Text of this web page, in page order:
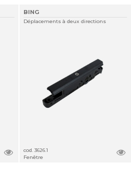
BING
Déplacements à deux directions
cod. 3626.1
Fenêtre